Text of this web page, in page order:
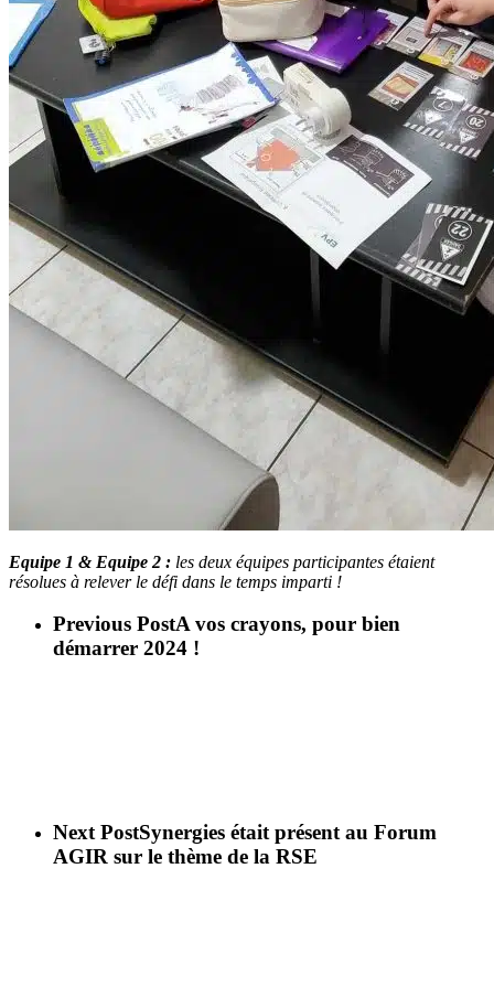
Equipe 1 & Equipe 2 : les deux équipes participantes étaient
résolues à relever le défi dans le temps imparti !
Previous PostA vos crayons, pour bien
démarrer 2024 !
Next PostSynergies était présent au Forum
AGIR sur le thème de la RSE